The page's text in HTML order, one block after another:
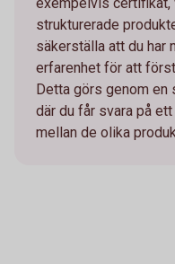
strukturerade
säkerställa att du har
erfarenhet för att
Detta görs genom en
där du får svara på
mellan de olika